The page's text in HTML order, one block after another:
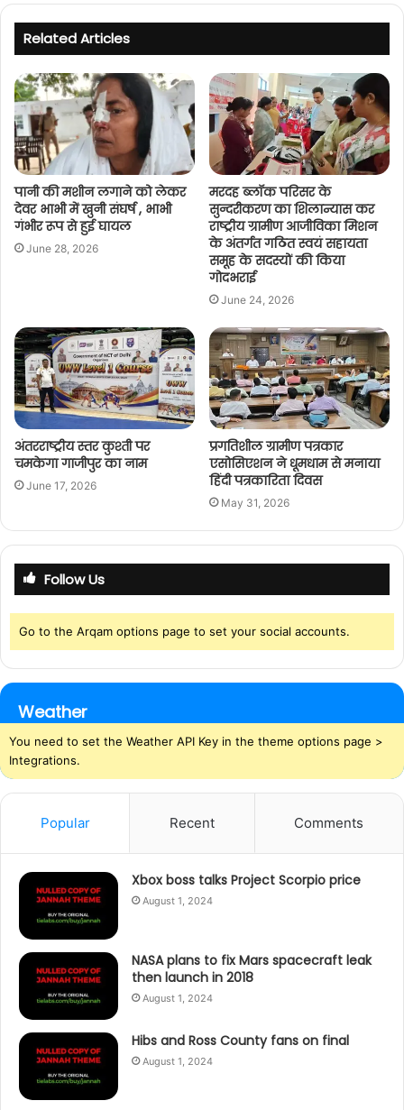
Related Articles
पानी की मशीन लगाने को लेकर
देवर भाभी में खुनी संघर्ष , भाभी
गंभीर रूप से हुई घायल
June 28, 2026
मरदह ब्लॉक परिसर के
सुन्दरीकरण का शिलान्यास कर
राष्ट्रीय ग्रामीण आजीविका मिशन
के अंतर्गत गठित स्वयं सहायता
समूह के सदस्यों की किया
गोदभराई
June 24, 2026
अंतरराष्ट्रीय स्तर कुश्ती पर
चमकेगा गाजीपुर का नाम
June 17, 2026
प्रगतिशील ग्रामीण पत्रकार
एसोसिएशन ने धूमधाम से मनाया
हिंदी पत्रकारिता दिवस
May 31, 2026
Follow Us
Go to the Arqam options page to set your social accounts.
Weather
You need to set the Weather API Key in the theme options page >
Integrations.
Popular Recent Comments
Xbox boss talks Project Scorpio price
August 1, 2024
NASA plans to fix Mars spacecraft leak
then launch in 2018
August 1, 2024
Hibs and Ross County fans on final
August 1, 2024